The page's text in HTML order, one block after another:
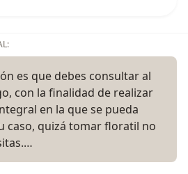
es que debes consultar al
con la finalidad de realizar
en la que se pueda
caso, quizá tomar floratil no